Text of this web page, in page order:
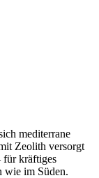
mediterrane
Zeolith versorgt
für kräftiges
wie im Süden.